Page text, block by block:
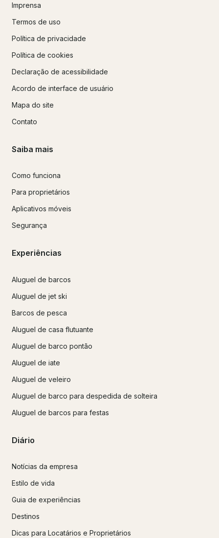
Imprensa
Termos de uso
Política de privacidade
Política de cookies
Declaração de acessibilidade
Acordo de interface de usuário
Mapa do site
Contato
Saiba mais
Como funciona
Para proprietários
Aplicativos móveis
Segurança
Experiências
Aluguel de barcos
Aluguel de jet ski
Barcos de pesca
Aluguel de casa flutuante
Aluguel de barco pontão
Aluguel de iate
Aluguel de veleiro
Aluguel de barco para despedida de solteira
Aluguel de barcos para festas
Diário
Notícias da empresa
Estilo de vida
Guia de experiências
Destinos
Dicas para Locatários e Proprietários